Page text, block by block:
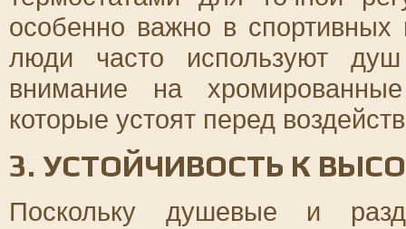
особенно важно в
люди часто используют
внимание на
которые устоят перед
3. УСТОЙЧИВОСТЬ К
Поскольку душевые и